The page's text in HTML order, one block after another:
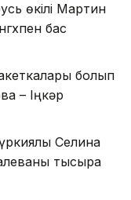
өкілі Мартин
бас
болып
– Іңкәр
Селина
тықсыра